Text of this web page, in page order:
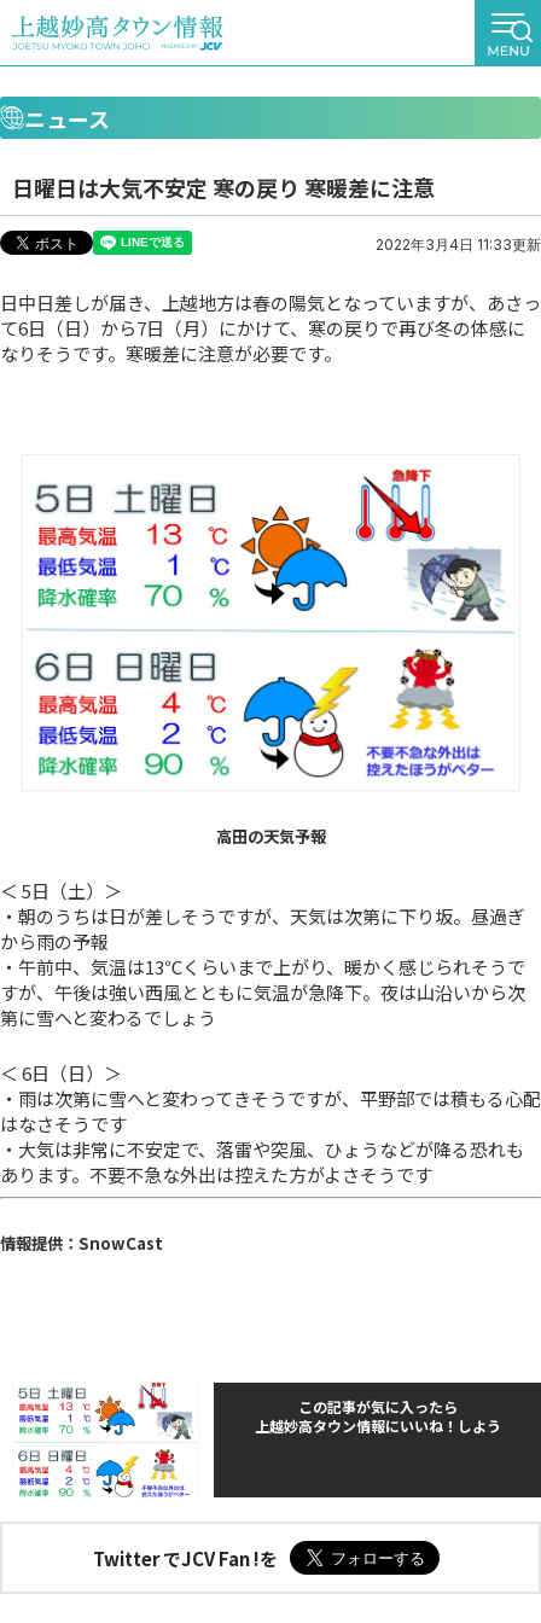
ニュース
日曜日は大気不安定 寒の戻り 寒暖差に注意
2022年3月4日 11:33更新
日中日差しが届き、上越地方は春の陽気となっていますが、あさっ
て6日（日）から7日（月）にかけて、寒の戻りで再び冬の体感に
なりそうです。寒暖差に注意が必要です。
高田の天気予報
＜ 5日（土）＞
・朝のうちは日が差しそうですが、天気は次第に下り坂。昼過ぎ
から雨の予報
・午前中、気温は13℃くらいまで上がり、暖かく感じられそうで
すが、午後は強い西風とともに気温が急降下。夜は山沿いから次
第に雪へと変わるでしょう
＜ 6日（日）＞
・雨は次第に雪へと変わってきそうですが、平野部では積もる心配
はなさそうです
・大気は非常に不安定で、落雷や突風、ひょうなどが降る恐れも
あります。不要不急な外出は控えた方がよさそうです
情報提供：SnowCast
この記事が気に入ったら
上越妙高タウン情報にいいね！しよう
Twitter でJCV Fan !を